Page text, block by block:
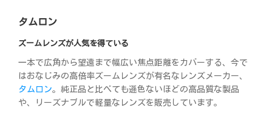
タムロン
ズームレンズが人気を得ている
一本で広角から望遠まで幅広い焦点距離をカバーする、今で
はおなじみの高倍率ズームレンズが有名なレンズメーカー、
タムロン。純正品と比べても遜色ないほどの高品質な製品
や、リーズナブルで軽量なレンズを販売しています。